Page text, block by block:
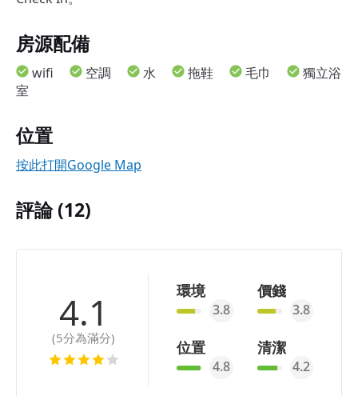
房源配備
wifi 空調 水 拖鞋 毛巾
獨立浴
室
位置
按此打開Google Map
評論 (12)
4.1
(5分為滿分)
環境
3.8
價錢
3.8
位置
4.8
清潔
4.2